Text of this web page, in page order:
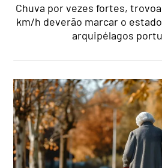
Chuva por vezes fortes,
km/h deverão marcar o
arquipélagos